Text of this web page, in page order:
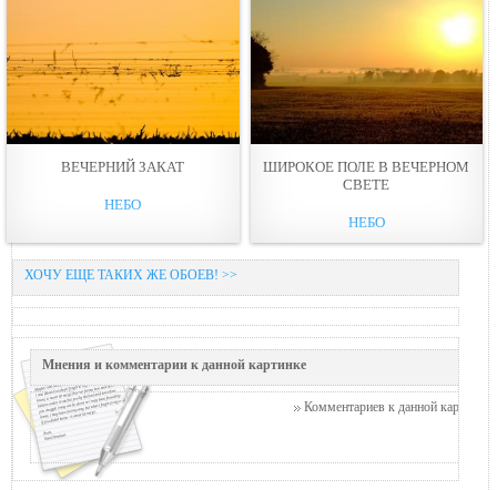
ВЕЧЕРНИЙ ЗАКАТ
НЕБО
ШИРОКОЕ ПОЛЕ В ВЕЧЕРНОМ
СВЕТЕ
НЕБО
ХОЧУ ЕЩЕ ТАКИХ ЖЕ ОБОЕВ! >>
Мнения и комментарии к данной картинке
Комментариев к данной картинке